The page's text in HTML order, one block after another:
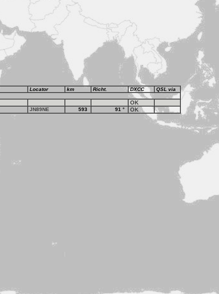
Locator km Richt. DXCC QSL via
OK
JN89NE 593 91 ° OK